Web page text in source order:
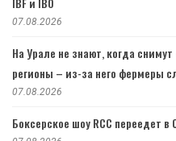
07.08.2026
На Урале не знают, когда
регионы – из-за него фермеры
07.08.2026
Боксерское шоу RCC переедет в